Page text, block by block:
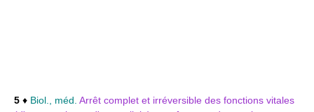
5 ♦ Biol., méd. Arrêt complet et irréversible des fonctions vitales